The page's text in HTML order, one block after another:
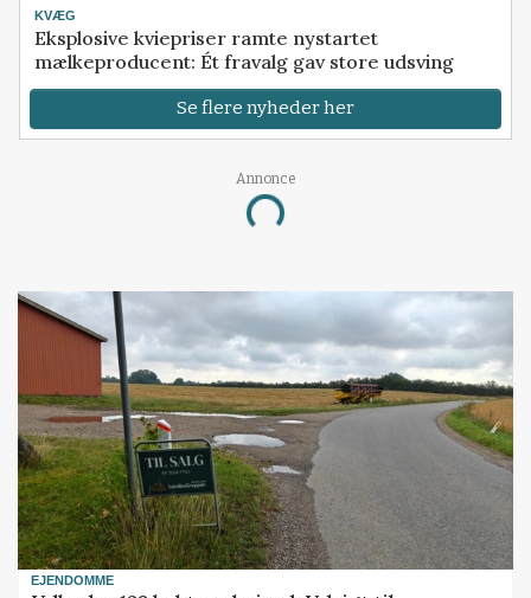
KVÆG
Eksplosive kviepriser ramte nystartet
mælkeproducent: Ét fravalg gav store udsving
Se flere nyheder her
Annonce
Loading...
EJENDOMME